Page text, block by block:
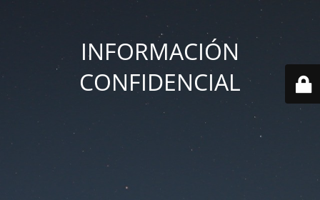
INFORMACIÓN
CONFIDENCIAL